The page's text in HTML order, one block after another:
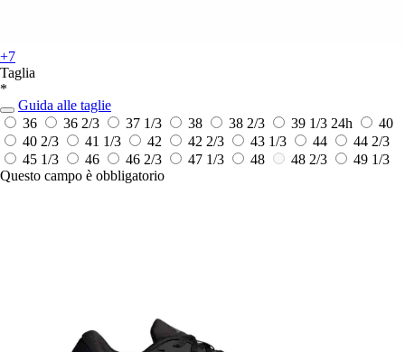
+7
Taglia
*
Guida alle taglie
36
36 2/3 37 1/3 38 38 2/3 39 1/3 24h
40
40 2/3
41 1/3 42 42 2/3 43 1/3 44
44 2/3
45 1/3
46 46 2/3 47 1/3 48 48 2/3
49 1/3
Questo campo è obbligatorio